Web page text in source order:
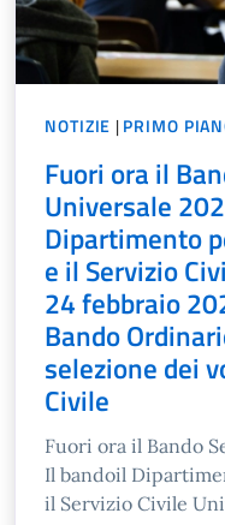
NOTIZIE |PRIMO
Fuori ora il
Universale
Dipartimento
e il Servizio
24 febbraio
Bando
selezione dei
Civile
Fuori ora il Bando
Il bandoil
il Servizio Civile